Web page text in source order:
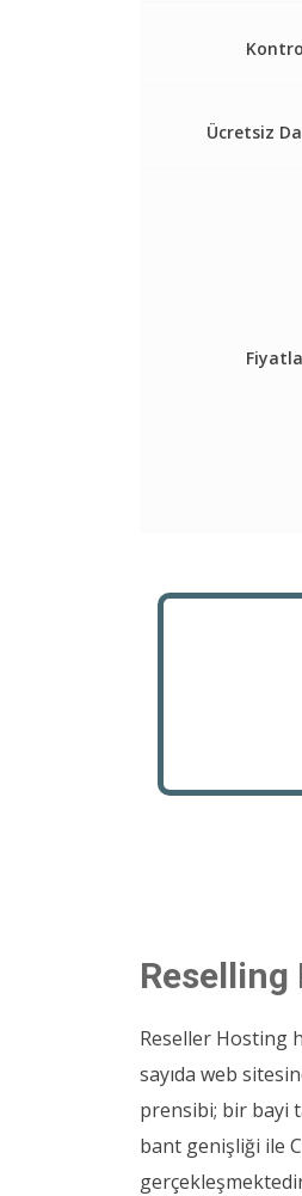
Ücretsiz
Reselling
Reseller Hosting
sayıda web
prensibi; bir bayi
bant genişliği ile